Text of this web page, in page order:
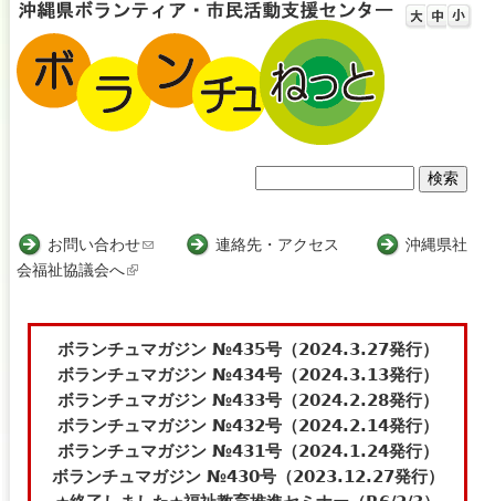
Jump to navigation
索
ォ
ー
ム
お問い合わせ(
n
k
s
e
n
d
s
連絡先・アクセス
沖縄県社
会福祉協議会へ(
i
n
k
i
s
e
x
ボランチュマガジン №435号（2024.3.27発行）
ボランチュマガジン №434号（2024.3.13発行）
ボランチュマガジン №433号（2024.2.28発行）
ボランチュマガジン №432号（2024.2.14発行）
ボランチュマガジン №431号（2024.1.24発行）
ボランチュマガジン №430号（2023.12.27発行）